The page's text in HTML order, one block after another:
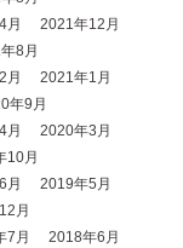
月
2021年12月
8月
月
2021年1月
年9月
月
2020年3月
10月
月
2019年5月
月
7月
2018年6月